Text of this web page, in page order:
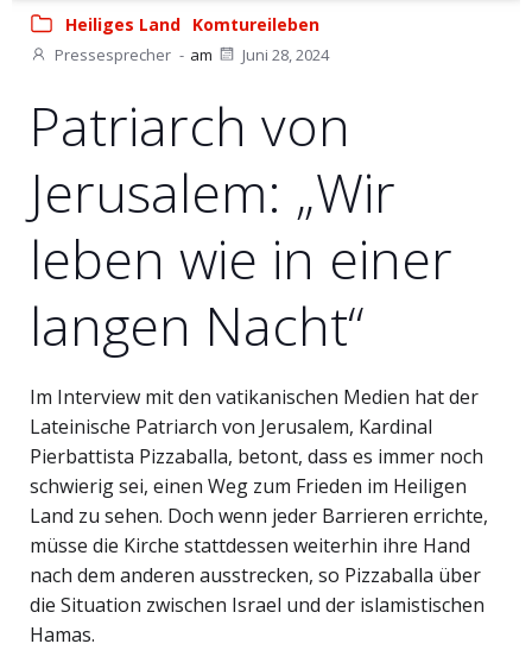
Heiliges Land Komtureileben
Pressesprecher - am Juni 28, 2024
Patriarch von
Jerusalem: „Wir
leben wie in einer
langen Nacht“
Im Interview mit den vatikanischen Medien hat der
Lateinische Patriarch von Jerusalem, Kardinal
Pierbattista Pizzaballa, betont, dass es immer noch
schwierig sei, einen Weg zum Frieden im Heiligen
Land zu sehen. Doch wenn jeder Barrieren errichte,
müsse die Kirche stattdessen weiterhin ihre Hand
nach dem anderen ausstrecken, so Pizzaballa über
die Situation zwischen Israel und der islamistischen
Hamas.